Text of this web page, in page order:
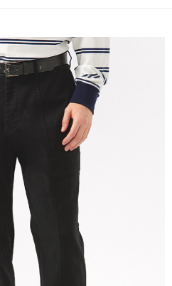
上)免運費